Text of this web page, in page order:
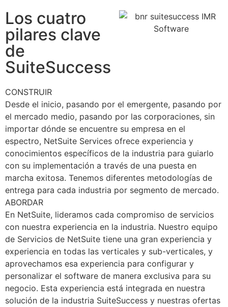
Los cuatro
pilares clave
de
SuiteSuccess
CONSTRUIR
Desde el inicio, pasando por el emergente, pasando por
el mercado medio, pasando por las corporaciones, sin
importar dónde se encuentre su empresa en el
espectro, NetSuite Services ofrece experiencia y
conocimientos específicos de la industria para guiarlo
con su implementación a través de una puesta en
marcha exitosa. Tenemos diferentes metodologías de
entrega para cada industria por segmento de mercado.
ABORDAR
En NetSuite, lideramos cada compromiso de servicios
con nuestra experiencia en la industria. Nuestro equipo
de Servicios de NetSuite tiene una gran experiencia y
experiencia en todas las verticales y sub-verticales, y
aprovechamos esa experiencia para configurar y
personalizar el software de manera exclusiva para su
negocio. Esta experiencia está integrada en nuestra
solución de la industria SuiteSuccess y nuestras ofertas